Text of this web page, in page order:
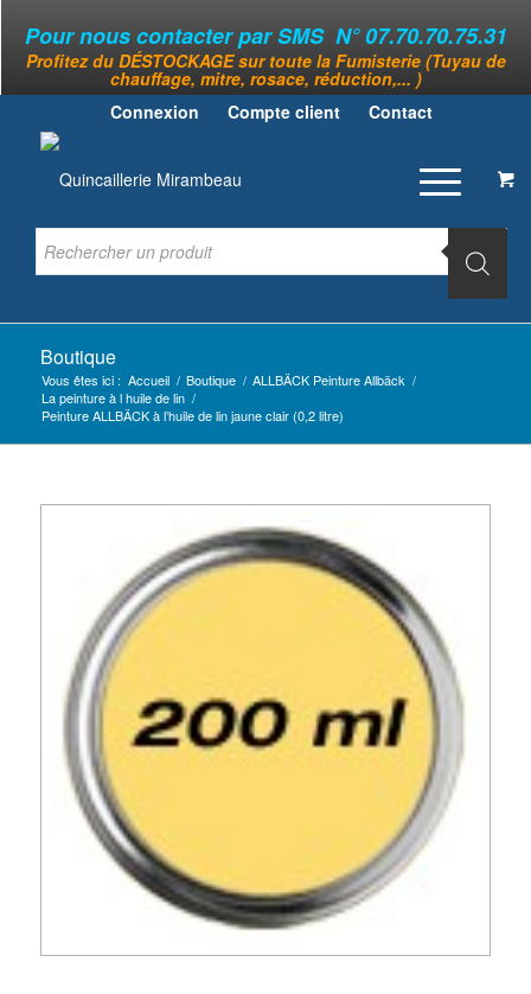
Pour nous contacter par SMS N° 07.70.70.75.31
Profitez du DÉSTOCKAGE sur toute la Fumisterie (Tuyau de
chauffage, mitre, rosace, réduction,... )
Connexion
Compte client Contact
Boutique
Vous êtes ici : Accueil / Boutique / ALLBÄCK Peinture Allbäck /
La peinture à l huile de lin /
Peinture ALLBÄCK à l’huile de lin jaune clair (0,2 litre)